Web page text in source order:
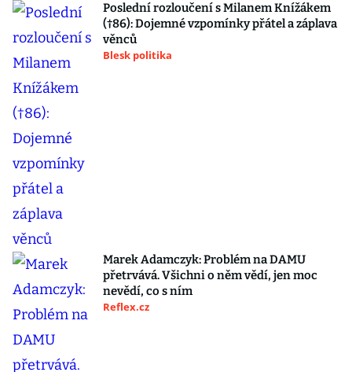
Poslední rozloučení s Milanem Knížákem
(†86): Dojemné vzpomínky přátel a záplava
věnců
Blesk politika
Marek Adamczyk: Problém na DAMU
přetrvává. Všichni o něm vědí, jen moc
nevědí, co s ním
Reflex.cz